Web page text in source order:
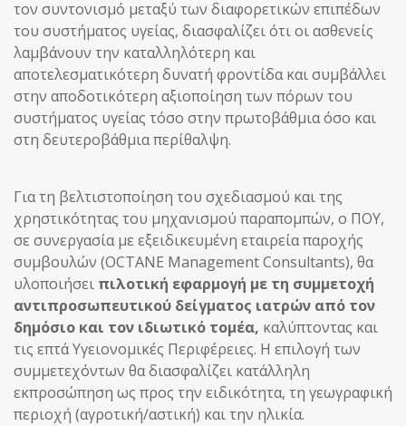
τον συντονισμό μεταξύ των διαφορετικών επιπέδων
του συστήματος υγείας, διασφαλίζει ότι οι ασθενείς
λαμβάνουν την καταλληλότερη και
αποτελεσματικότερη δυνατή φροντίδα και συμβάλλει
στην αποδοτικότερη αξιοποίηση των πόρων του
συστήματος υγείας τόσο στην πρωτοβάθμια όσο και
στη δευτεροβάθμια περίθαλψη.
Για τη βελτιστοποίηση του σχεδιασμού και της
χρηστικότητας του μηχανισμού παραπομπών, ο ΠΟΥ,
σε συνεργασία με εξειδικευμένη εταιρεία παροχής
συμβουλών (OCTANE Management Consultants), θα
υλοποιήσει πιλοτική εφαρμογή με τη συμμετοχή
αντιπροσωπευτικού δείγματος ιατρών από τον
δημόσιο και τον ιδιωτικό τομέα, καλύπτοντας και
τις επτά Υγειονομικές Περιφέρειες. Η επιλογή των
συμμετεχόντων θα διασφαλίζει κατάλληλη
εκπροσώπηση ως προς την ειδικότητα, τη γεωγραφική
περιοχή (αγροτική/αστική) και την ηλικία.